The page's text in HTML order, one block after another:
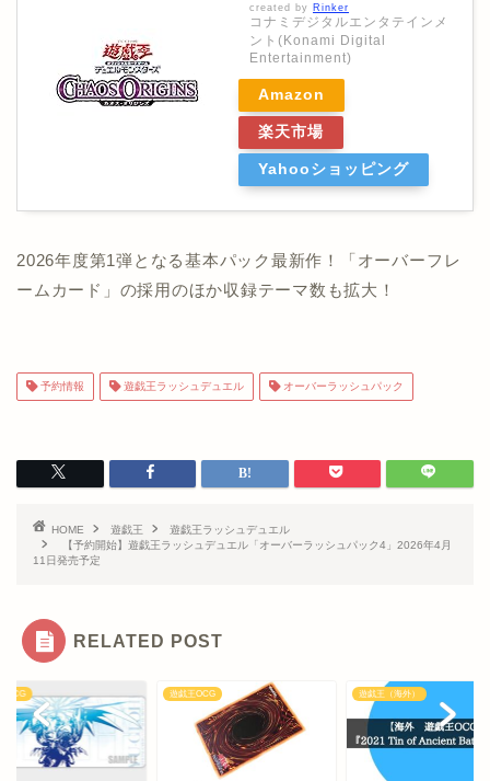
created by Rinker
コナミデジタルエンタテインメ
ント(Konami Digital
Entertainment)
Amazon
楽天市場
Yahooショッピング
2026年度第1弾となる基本パック最新作！「オーバーフレ
ームカード」の採用のほか収録テーマ数も拡大！
予約情報 遊戯王ラッシュデュエル オーバーラッシュパック
HOME 遊戯王
遊戯王ラッシュデュエル
【予約開始】遊戯王ラッシュデュエル「オーバーラッシュパック4」2026年4月
11日発売予定
RELATED POST
OCG 遊戯王OCG 遊戯王（海外）